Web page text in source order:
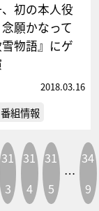
初の本人役
願かなって
雪物語』にゲ
2018.03.16
番組情報
31
3
31
4
31
5
…
34
9